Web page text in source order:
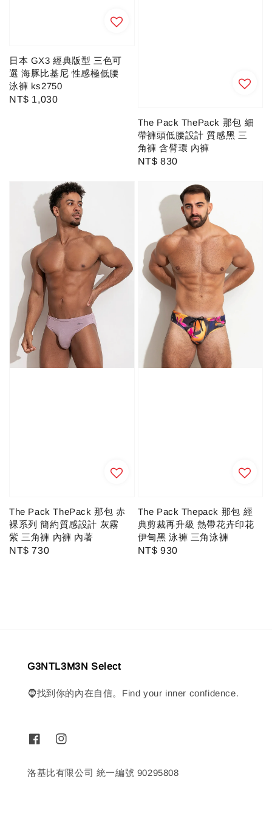
日本 GX3 經典版型 三色可
選 海豚比基尼 性感極低腰
泳褲 ks2750
Regular
NT$ 1,030
The Pack ThePack 那包 細
帶褲頭低腰設計 質感黑 三
角褲 含臂環 內褲
Regular
NT$ 830
The Pack ThePack 那包 赤
裸系列 簡約質感設計 灰霧
紫 三角褲 內褲 內著
Regular
NT$ 730
The Pack Thepack 那包 經
典剪裁再升級 熱帶花卉印花
伊甸黑 泳褲 三角泳褲
Regular
NT$ 930
G3NTL3M3N Select
🧔找到你的內在自信。Find your inner confidence.
洛基比有限公司 統一編號 90295808